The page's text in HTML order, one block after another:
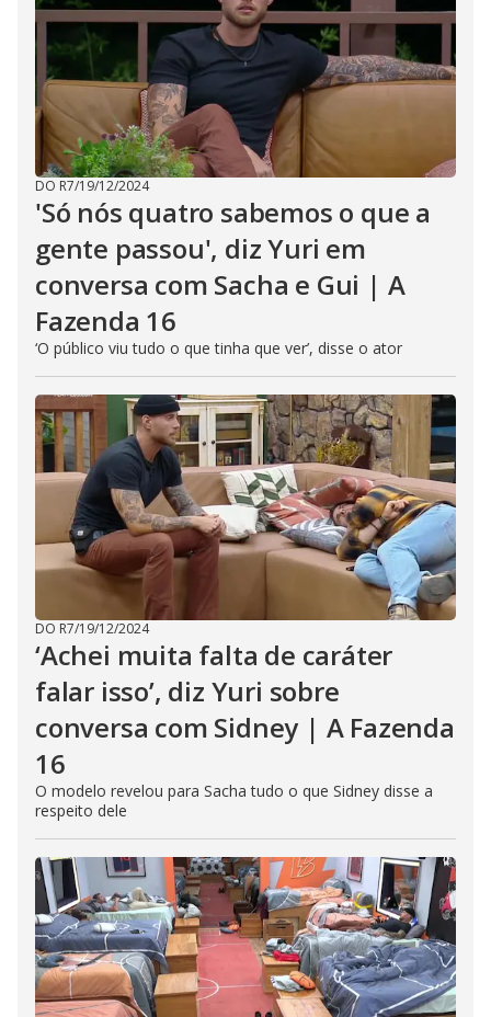
DO R7/19/12/2024
'Só nós quatro sabemos o que a
gente passou', diz Yuri em
conversa com Sacha e Gui | A
Fazenda 16
‘O público viu tudo o que tinha que ver’, disse o ator
DO R7/19/12/2024
‘Achei muita falta de caráter
falar isso’, diz Yuri sobre
conversa com Sidney | A Fazenda
16
O modelo revelou para Sacha tudo o que Sidney disse a
respeito dele